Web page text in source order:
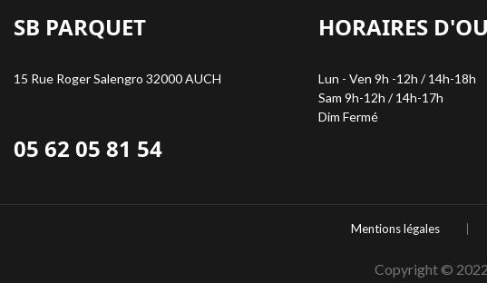
SB PARQUET
15 Rue Roger Salengro 32000 AUCH
05 62 05 81 54
HORAIRES
Lun - Ven 9h -12h / 14h-18h
Sam 9h-12h / 14h-17h
Dim Fermé
Mentions légales
Copyright © 2022